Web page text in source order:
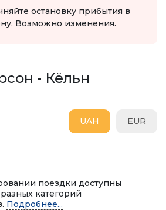
остановку прибытия в
Возможно изменения.
- Кёльн
EUR
UAH
поездки доступны
категорий
Подробнее...